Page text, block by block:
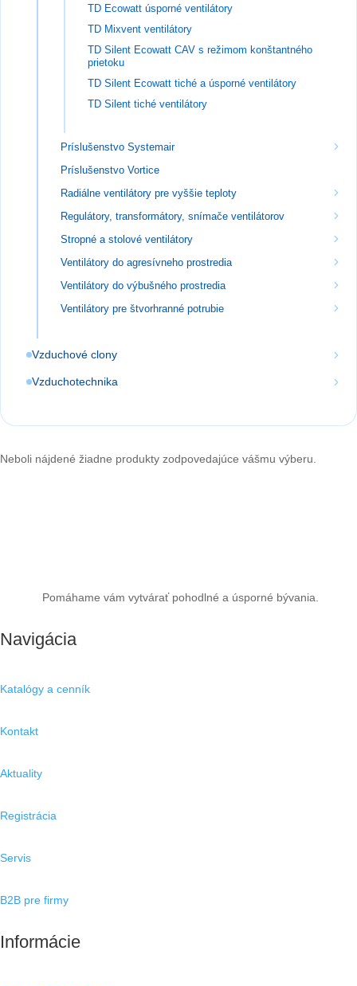
TD Ecowatt úsporné ventilátory
TD Mixvent ventilátory
TD Silent Ecowatt CAV s režimom konštantného
prietoku
TD Silent Ecowatt tiché a úsporné ventilátory
TD Silent tiché ventilátory
Príslušenstvo Systemair
Príslušenstvo Vortice
Radiálne ventilátory pre vyššie teploty
Regulátory, transformátory, snímače ventilátorov
Stropné a stolové ventilátory
Ventilátory do agresívneho prostredia
Ventilátory do výbušného prostredia
Ventilátory pre štvorhranné potrubie
Vzduchové clony
Vzduchotechnika
Neboli nájdené žiadne produkty zodpovedajúce vášmu výberu.
Pomáhame vám vytvárať pohodlné a úsporné bývania.
Navigácia
Katalógy a cenník
Kontakt
Aktuality
Registrácia
Servis
B2B pre firmy
Informácie